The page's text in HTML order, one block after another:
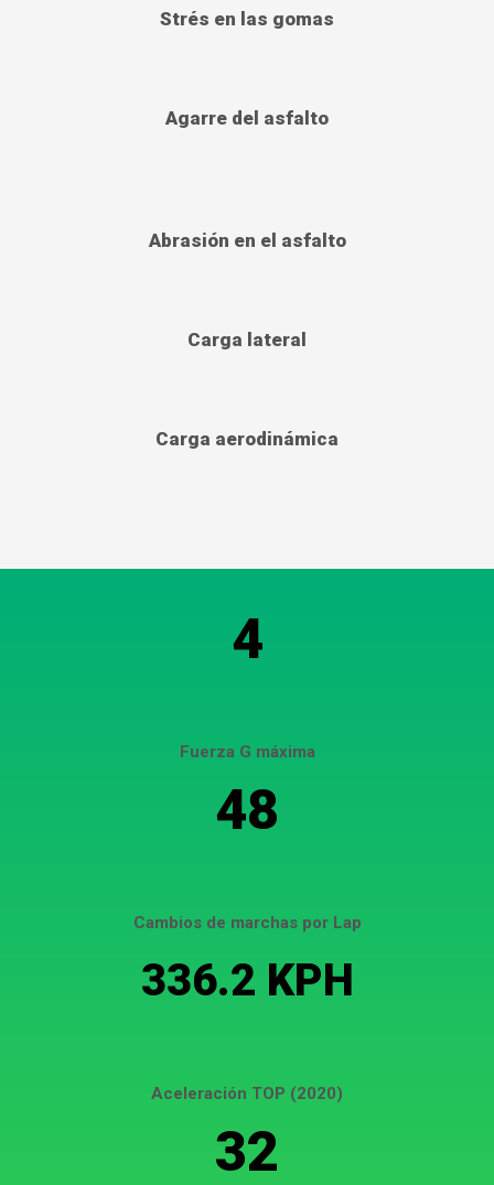
Strés en las gomas
Agarre del asfalto
Abrasión en el asfalto
Carga lateral
Carga aerodinámica
4
Fuerza G máxima
48
Cambios de marchas por Lap
336.2 KPH
Aceleración TOP (2020)
32